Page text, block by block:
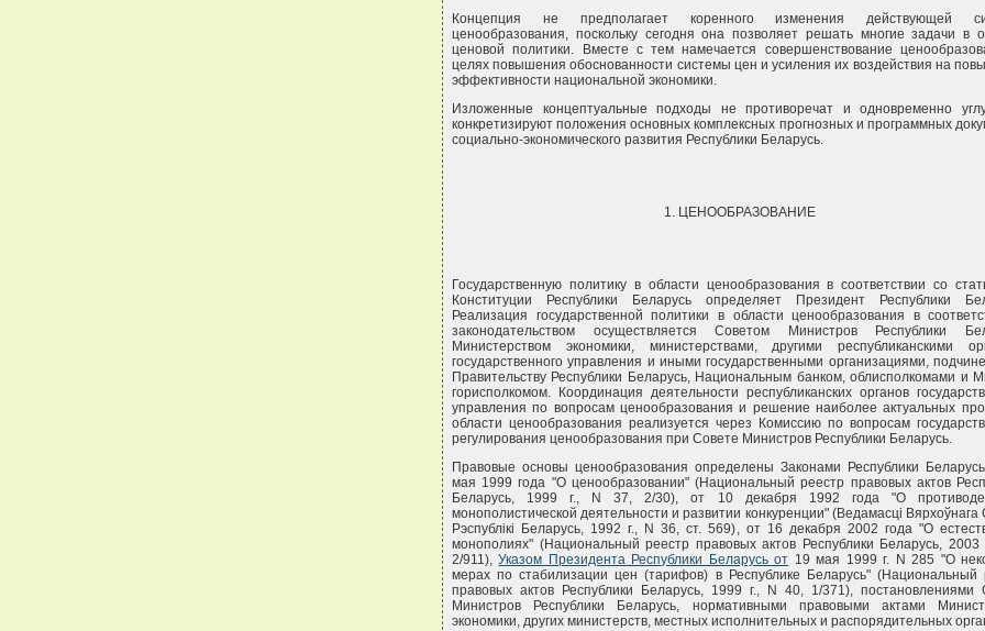
Концепция не предполагает коренного изменения действующей
ценообразования, поскольку сегодня она позволяет решать многие задачи в
ценовой политики. Вместе с тем намечается совершенствование
целях повышения обоснованности системы цен и усиления их воздействия на
эффективности национальной экономики.
Изложенные концептуальные подходы не противоречат и одновременно
конкретизируют положения основных комплексных прогнозных и программных
социально-экономического развития Республики Беларусь.
1. ЦЕНООБРАЗОВАНИЕ
Государственную политику в области ценообразования в соответствии со
Конституции Республики Беларусь определяет Президент Республики
Реализация государственной политики в области ценообразования в
законодательством осуществляется Советом Министров Республики
Министерством экономики, министерствами, другими республиканскими
государственного управления и иными государственными организациями,
Правительству Республики Беларусь, Национальным банком, облисполкомами и
горисполкомом. Координация деятельности республиканских органов
управления по вопросам ценообразования и решение наиболее актуальных
области ценообразования реализуется через Комиссию по вопросам
регулирования ценообразования при Совете Министров Республики Беларусь.
Правовые основы ценообразования определены Законами Республики
мая 1999 года "О ценообразовании" (Национальный реестр правовых актов
Беларусь, 1999 г., N 37, 2/30), от 10 декабря 1992 года "О
монополистической деятельности и развитии конкуренции" (Ведамасцi Вярхоўнага
Рэспублiкi Беларусь, 1992 г., N 36, ст. 569), от 16 декабря 2002 года "О
монополиях" (Национальный реестр правовых актов Республики Беларусь, 2003
2/911),Указом Президента Республики Беларусь от 19 мая 1999 г. N 285 "О
мерах по стабилизации цен (тарифов) в Республике Беларусь" (Национальный
правовых актов Республики Беларусь, 1999 г., N 40, 1/371), постановлениями
Министров Республики Беларусь, нормативными правовыми актами
экономики, других министерств, местных исполнительных и распорядительных